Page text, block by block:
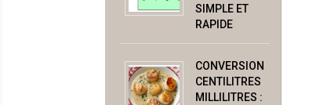
SIMPLE ET
RAPIDE
CONVERSION
CENTILITRES
MILLILITRES :